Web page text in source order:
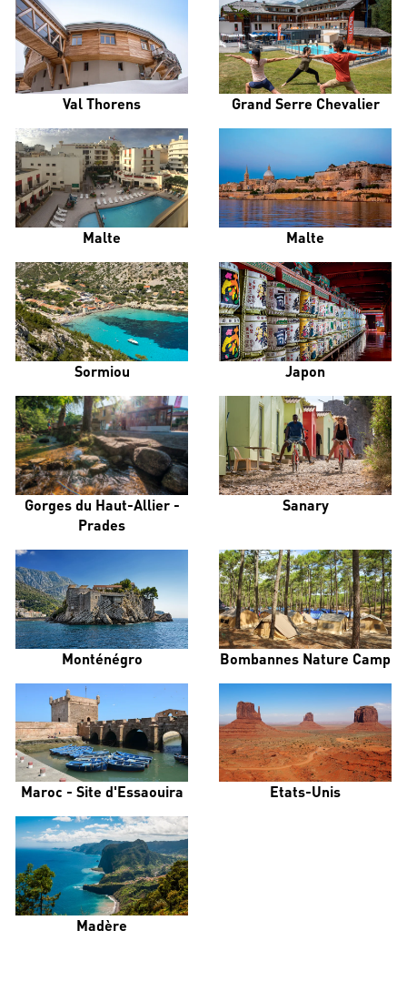
Val Thorens Grand Serre Chevalier
Malte Malte
Sormiou Japon
Gorges du Haut-Allier -
Prades
Sanary
Monténégro Bombannes Nature Camp
Maroc - Site d'Essaouira Etats-Unis
Madère